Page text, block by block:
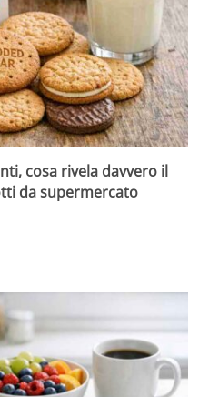
cosa rivela davvero il
da supermercato